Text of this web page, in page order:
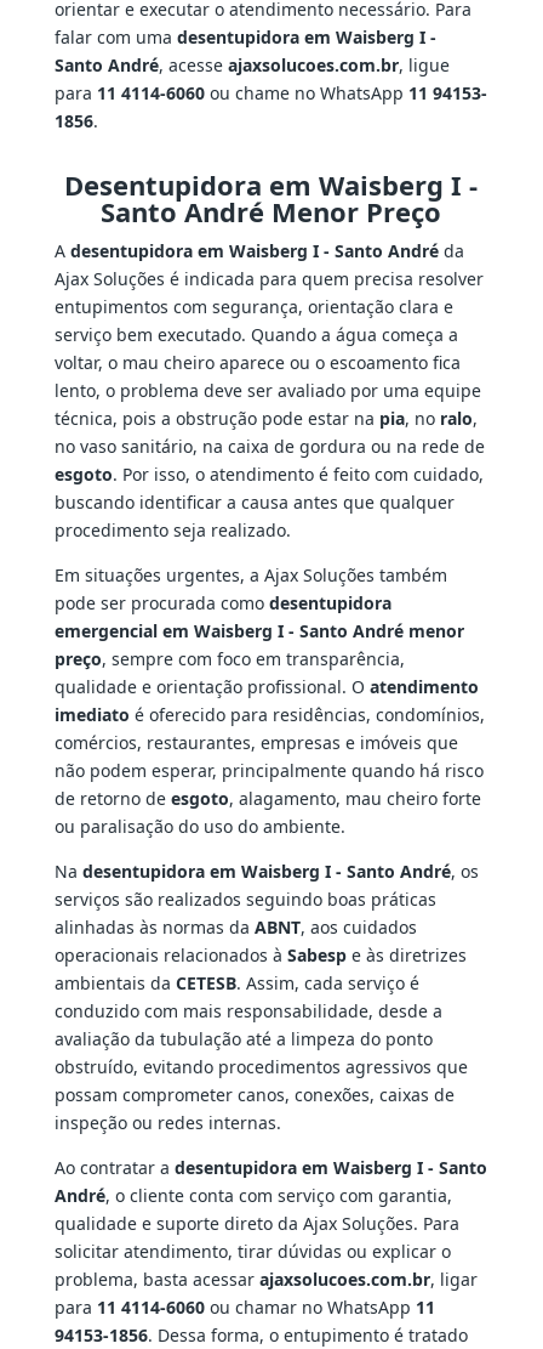
orientar e executar o atendimento necessário. Para
falar com uma desentupidora em Waisberg I -
Santo André, acesse ajaxsolucoes.com.br, ligue
para 11 4114-6060ou chame no WhatsApp 11 94153-
1856.
Desentupidora em Waisberg I -
Santo André Menor Preço
A desentupidora em Waisberg I - Santo Andréda
Ajax Soluções é indicada para quem precisa resolver
entupimentos com segurança, orientação clara e
serviço bem executado. Quando a água começa a
voltar, o mau cheiro aparece ou o escoamento fica
lento, o problema deve ser avaliado por uma equipe
técnica, pois a obstrução pode estar na pia, no ralo,
no vaso sanitário, na caixa de gordura ou na rede de
esgoto. Por isso, o atendimento é feito com cuidado,
buscando identificar a causa antes que qualquer
procedimento seja realizado.
Em situações urgentes, a Ajax Soluções também
pode ser procurada como desentupidora
emergencial em Waisberg I - Santo André menor
preço, sempre com foco em transparência,
qualidade e orientação profissional. O atendimento
imediato é oferecido para residências, condomínios,
comércios, restaurantes, empresas e imóveis que
não podem esperar, principalmente quando há risco
de retorno de esgoto, alagamento, mau cheiro forte
ou paralisação do uso do ambiente.
Na desentupidora em Waisberg I - Santo André, os
serviços são realizados seguindo boas práticas
alinhadas às normas da ABNT, aos cuidados
operacionais relacionados à Sabespe às diretrizes
ambientais da CETESB. Assim, cada serviço é
conduzido com mais responsabilidade, desde a
avaliação da tubulação até a limpeza do ponto
obstruído, evitando procedimentos agressivos que
possam comprometer canos, conexões, caixas de
inspeção ou redes internas.
Ao contratar a desentupidora em Waisberg I - Santo
André, o cliente conta com serviço com garantia,
qualidade e suporte direto da Ajax Soluções. Para
solicitar atendimento, tirar dúvidas ou explicar o
problema, basta acessar ajaxsolucoes.com.br, ligar
para 11 4114-6060ou chamar no WhatsApp 11
94153-1856. Dessa forma, o entupimento é tratado